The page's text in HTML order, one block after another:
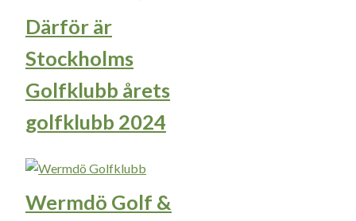
Därför är
Stockholms
Golfklubb årets
golfklubb 2024
Wermdö Golf &